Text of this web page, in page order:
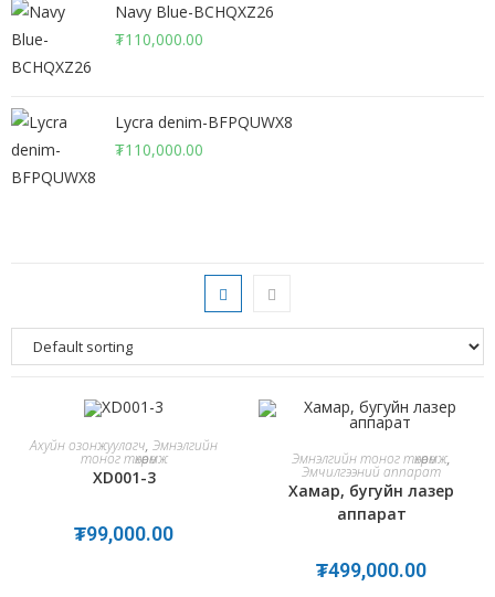
Navy Blue-BCHQXZ26
₮110,000.00
Lycra denim-BFPQUWX8
₮110,000.00
ADD TO CART
Ахуйн озонжуулагч, Эмнэлгийн
тоног төхөөрөмж
XD001-3
₮99,000.00
ADD TO CART
Эмнэлгийн тоног төхөөрөмж,
Эмчилгээний аппарат
Хамар, бугуйн лазер
аппарат
₮499,000.00